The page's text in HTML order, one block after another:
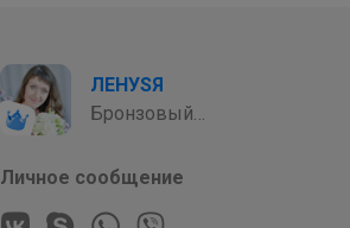
ЛЕНУSЯ
Бронзовый
Личное сообщение